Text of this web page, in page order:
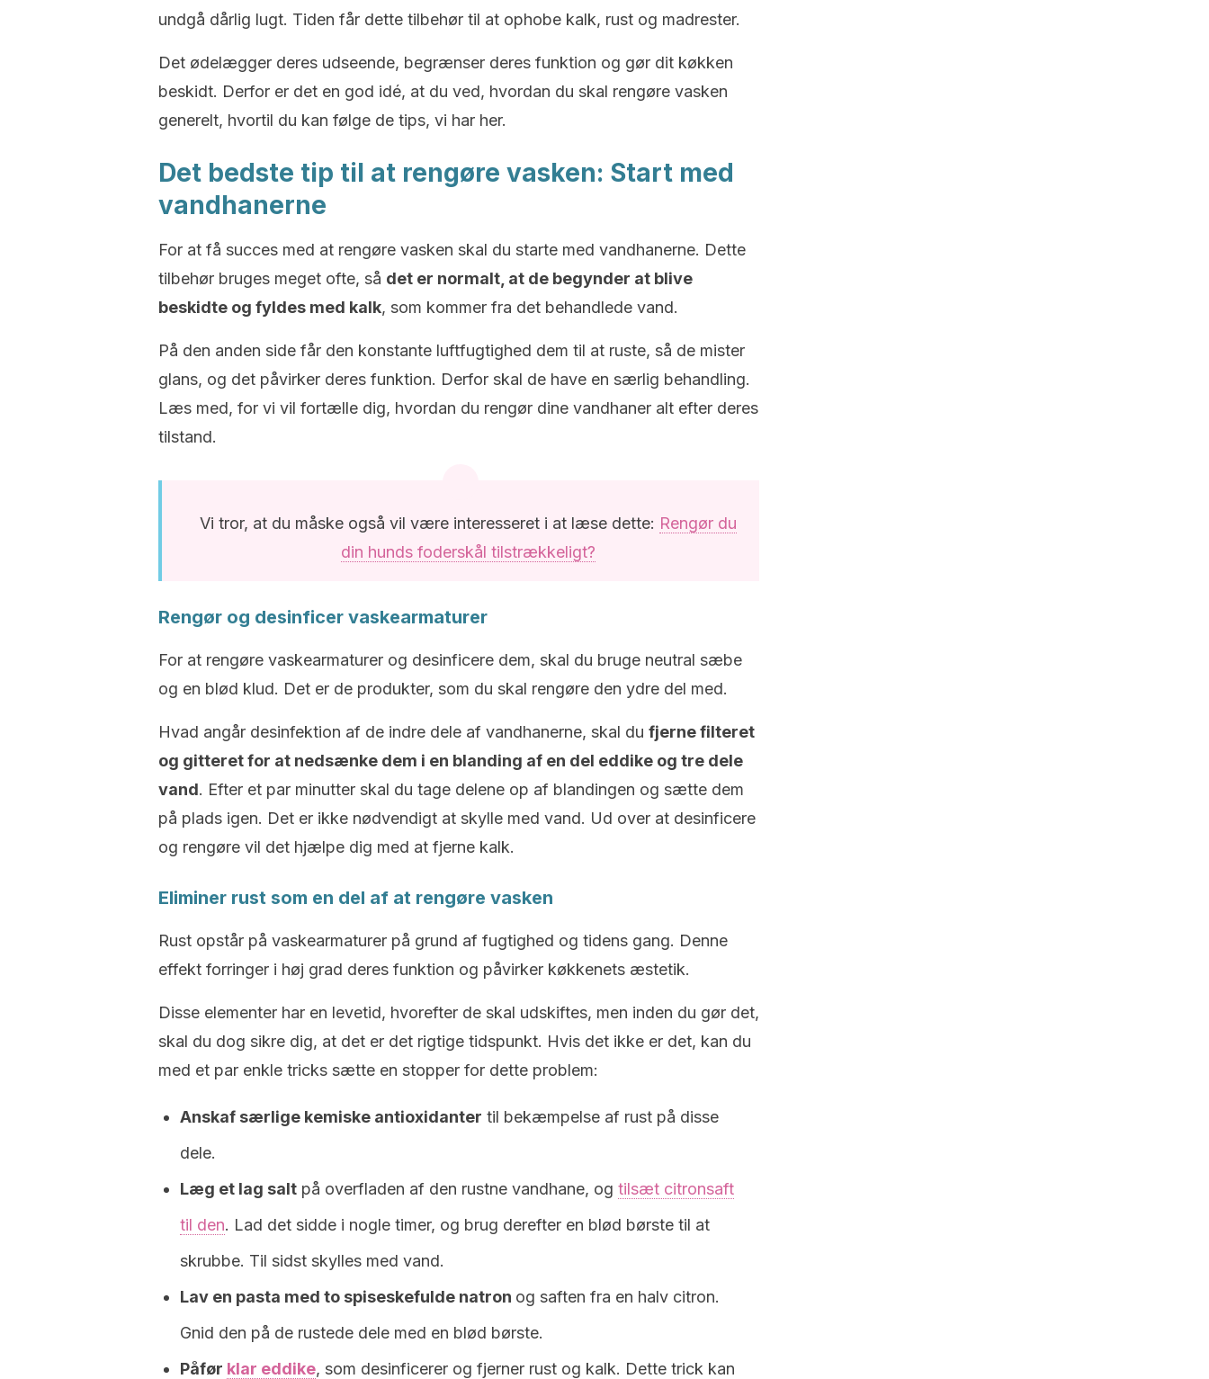
undgå dårlig lugt. Tiden får dette tilbehør til at ophobe kalk, rust og madrester.
Det ødelægger deres udseende, begrænser deres funktion og gør dit køkken
beskidt. Derfor er det en god idé, at du ved, hvordan du skal rengøre vasken
generelt, hvortil du kan følge de tips, vi har her.
Det bedste tip til at rengøre vasken: Start med
vandhanerne
For at få succes med at rengøre vasken skal du starte med vandhanerne. Dette
tilbehør bruges meget ofte, så det er normalt, at de begynder at blive
beskidte og fyldes med kalk, som kommer fra det behandlede vand.
På den anden side får den konstante luftfugtighed dem til at ruste, så de mister
glans, og det påvirker deres funktion. Derfor skal de have en særlig behandling.
Læs med, for vi vil fortælle dig, hvordan du rengør dine vandhaner alt efter deres
tilstand.
Vi tror, at du måske også vil være interesseret i at læse dette: Rengør du
din hunds foderskål tilstrækkeligt?
Rengør og desinficer vaskearmaturer
For at rengøre vaskearmaturer og desinficere dem, skal du bruge neutral sæbe
og en blød klud. Det er de produkter, som du skal rengøre den ydre del med.
Hvad angår desinfektion af de indre dele af vandhanerne, skal du fjerne filteret
og gitteret for at nedsænke dem i en blanding af en del eddike og tre dele
vand. Efter et par minutter skal du tage delene op af blandingen og sætte dem
på plads igen. Det er ikke nødvendigt at skylle med vand. Ud over at desinficere
og rengøre vil det hjælpe dig med at fjerne kalk.
Eliminer rust som en del af at rengøre vasken
Rust opstår på vaskearmaturer på grund af fugtighed og tidens gang. Denne
effekt forringer i høj grad deres funktion og påvirker køkkenets æstetik.
Disse elementer har en levetid, hvorefter de skal udskiftes, men inden du gør det,
skal du dog sikre dig, at det er det rigtige tidspunkt. Hvis det ikke er det, kan du
med et par enkle tricks sætte en stopper for dette problem:
Anskaf særlige kemiske antioxidanter til bekæmpelse af rust på disse
dele.
Læg et lag salt på overfladen af den rustne vandhane, og tilsæt citronsaft
til den. Lad det sidde i nogle timer, og brug derefter en blød børste til at
skrubbe. Til sidst skylles med vand.
Lav en pasta med to spiseskefulde natron og saften fra en halv citron.
Gnid den på de rustede dele med en blød børste.
Påfør klar eddike, som desinficerer og fjerner rust og kalk. Dette trick kan